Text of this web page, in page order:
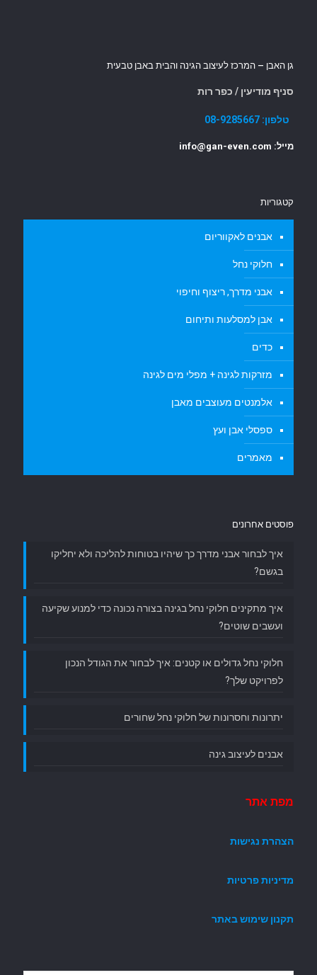
גן האבן – המרכז לעיצוב הגינה והבית באבן טבעית
סניף מודיעין / כפר רות
טלפון: 08-9285667
מייל: info@gan-even.com
קטגוריות
אבנים לאקווריום
חלוקי נחל
אבני מדרך, ריצוף וחיפוי
אבן למסלעות ותיחום
כדים
מזרקות לגינה + מפלי מים לגינה
אלמנטים מעוצבים מאבן
ספסלי אבן ועץ
מאמרים
פוסטים אחרונים
איך לבחור אבני מדרך כך שיהיו בטוחות להליכה ולא יחליקו
בגשם?
איך מתקינים חלוקי נחל בגינה בצורה נכונה כדי למנוע שקיעה
ועשבים שוטים?
חלוקי נחל גדולים או קטנים: איך לבחור את הגודל הנכון
לפרויקט שלך?
יתרונות וחסרונות של חלוקי נחל שחורים
אבנים לעיצוב גינה
מפת אתר
הצהרת נגישות
מדיניות פרטיות
תקנון שימוש באתר